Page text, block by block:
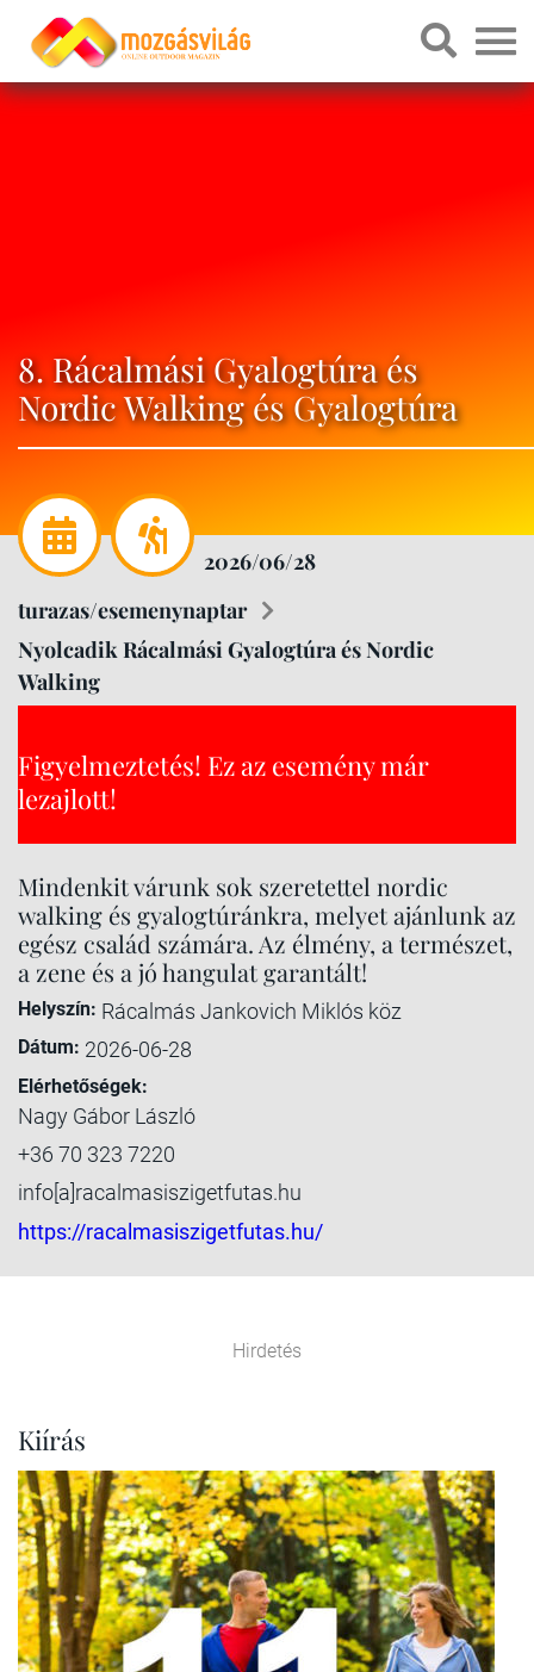
8. Rácalmási Gyalogtúra és
Nordic Walking és Gyalogtúra
2026/06/28
turazas/esemenynaptar
Nyolcadik Rácalmási Gyalogtúra és Nordic
Walking
Figyelmeztetés! Ez az esemény már
lezajlott!
Mindenkit várunk sok szeretettel nordic
walking és gyalogtúránkra, melyet ajánlunk az
egész család számára. Az élmény, a természet,
a zene és a jó hangulat garantált!
Helyszín: Rácalmás Jankovich Miklós köz
Dátum: 2026-06-28
Elérhetőségek:
Nagy Gábor László
+36 70 323 7220
info[a]racalmasiszigetfutas.hu
https://racalmasiszigetfutas.hu/
Hirdetés
Kiírás